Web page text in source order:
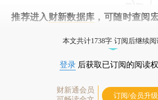
推荐进入 财新数据库 ，可随时查阅
本文共计1738字 订阅后继续阅
登录 后获取已订阅的阅读
财新通会员
订阅/会员升级